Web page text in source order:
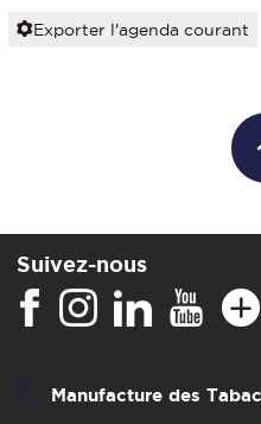
Exporter l'agenda courant
Suivez-nous
Manufacture des